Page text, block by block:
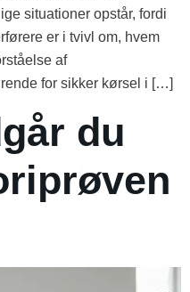
situationer opstår, fordi
er i tvivl om, hvem
af
for sikker kørsel i […]
du